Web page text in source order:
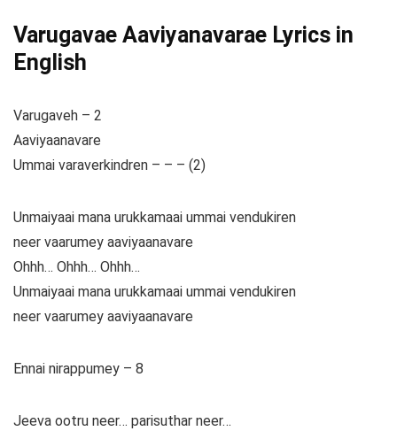
Varugavae Aaviyanavarae Lyrics in
English
Varugaveh – 2
Aaviyaanavare
Ummai varaverkindren – – – (2)
Unmaiyaai mana urukkamaai ummai vendukiren
neer vaarumey aaviyaanavare
Ohhh… Ohhh… Ohhh…
Unmaiyaai mana urukkamaai ummai vendukiren
neer vaarumey aaviyaanavare
Ennai nirappumey – 8
Jeeva ootru neer… parisuthar neer…